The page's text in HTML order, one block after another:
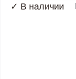
✓ В наличии